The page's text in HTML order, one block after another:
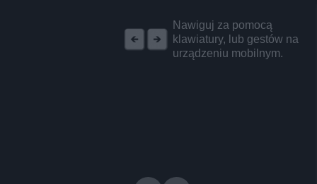
Nawiguj za pomocą
klawiatury, lub gestów na
urządzeniu mobilnym.